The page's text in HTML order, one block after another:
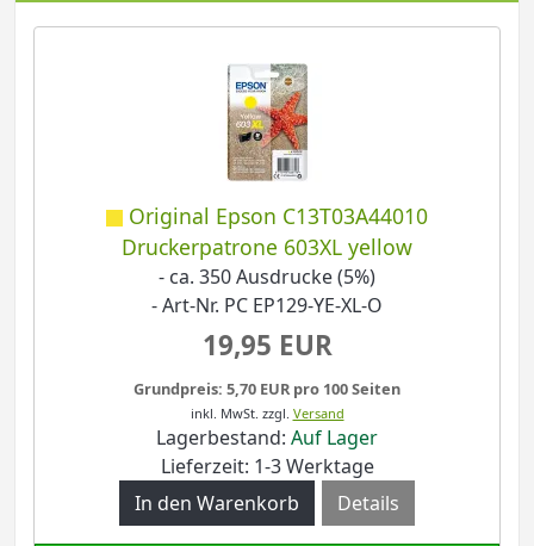
Original Epson C13T03A44010
Druckerpatrone 603XL yellow
- ca. 350 Ausdrucke (5%)
- Art-Nr. PC EP129-YE-XL-O
19,95 EUR
Grundpreis: 5,70 EUR pro 100 Seiten
inkl. MwSt. zzgl. Versand
Lagerbestand: Auf Lager
Lieferzeit: 1-3 Werktage
Details